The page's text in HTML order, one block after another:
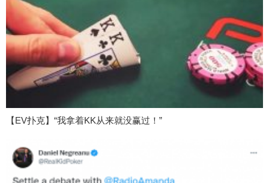
【EV扑克】“我拿着KK从来就没赢过！”